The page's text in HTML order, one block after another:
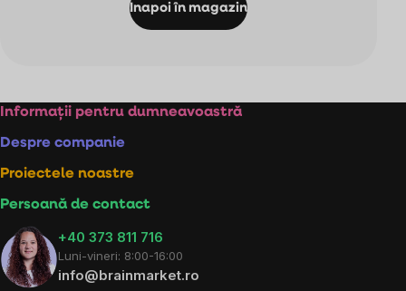
Inapoi în magazin
Subsol
Informații pentru dumneavoastră
Despre companie
Proiectele noastre
Persoană de contact
+40 373 811 716
Luni-vineri: 8:00-16:00
info@brainmarket.ro